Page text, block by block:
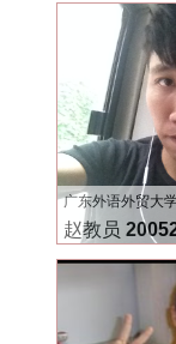
广东外语外贸大
赵教员